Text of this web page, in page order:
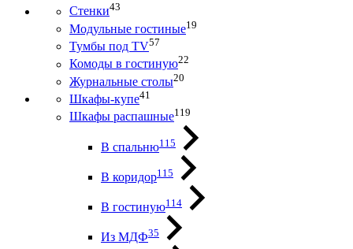
Стенки43
Модульные гостиные19
Тумбы под ТV57
Комоды в гостиную22
Журнальные столы20
Шкафы-купе41
Шкафы распашные119
В спальню115
В коридор115
В гостиную114
Из МДФ35